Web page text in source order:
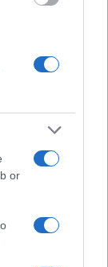
or
a Olbia e in
anche dal